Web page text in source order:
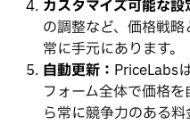
カスタマイズ可能な設
の調整など、価格戦
常に手元にあります。
自動更新： PriceLabs
フォーム全体で価格
ら常に競争力のある料